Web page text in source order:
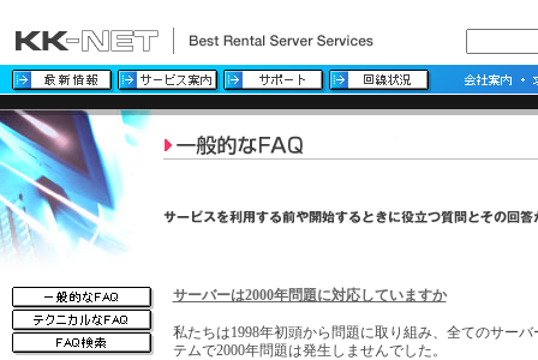
サーバーは2000年問題に対応していますか
私たちは1998年初頭から問題に取り組み、全てのサー
テムで2000年問題は発生しませんでした。